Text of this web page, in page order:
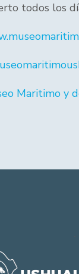
todos los
Maritimo y